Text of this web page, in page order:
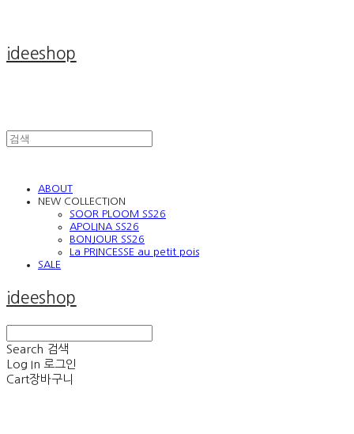
ideeshop
ABOUT
NEW COLLECTION
SOOR PLOOM SS26
APOLINA SS26
BONJOUR SS26
La PRINCESSE au petit pois
SALE
ideeshop
Search 검색
Log In 로그인
Cart장바구니